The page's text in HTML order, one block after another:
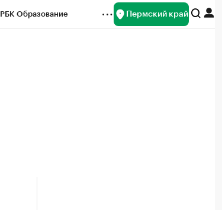
РБК Образование Пермский край